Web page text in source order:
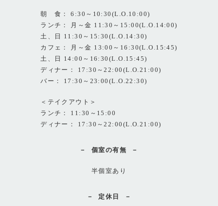
朝 食： 6:30～10:30(L.O.10:00)
ランチ： 月～金 11:30～15:00(L.O.14:00)
土、日 11:30～15:30(L.O.14:30)
カフェ： 月～金 13:00～16:30(L.O.15:45)
土、日 14:00～16:30(L.O.15:45)
ディナー： 17:30～22:00(L.O.21:00)
バー： 17:30～23:00(L.O.22:30)
＜テイクアウト＞
ランチ： 11:30～15:00
ディナー： 17:30～22:00(L.O.21:00)
個室の有無
半個室あり
定休日